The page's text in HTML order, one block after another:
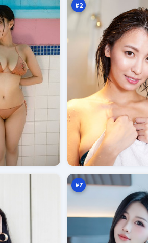
#2
#7
暴
雪
绝
路
书
95
万